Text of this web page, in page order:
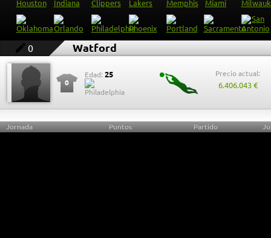
0 Watford
0
Edad: 25 Precio actual:
6.406.043 €
Jornada Puntos Partido